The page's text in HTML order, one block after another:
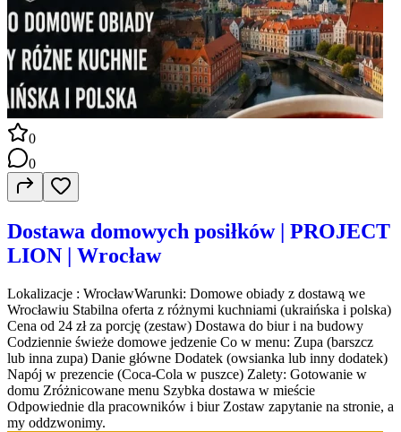
0
0
Dostawa domowych posiłków | PROJECT
LION | Wrocław
Lokalizacje : WrocławWarunki: Domowe obiady z dostawą we
Wrocławiu Stabilna oferta z różnymi kuchniami (ukraińska i polska)
Cena od 24 zł za porcję (zestaw) Dostawa do biur i na budowy
Codziennie świeże domowe jedzenie Co w menu: Zupa (barszcz
lub inna zupa) Danie główne Dodatek (owsianka lub inny dodatek)
Napój w prezencie (Coca-Cola w puszce) Zalety: Gotowanie w
domu Zróżnicowane menu Szybka dostawa w mieście
Odpowiednie dla pracowników i biur Zostaw zapytanie na stronie, a
my oddzwonimy.